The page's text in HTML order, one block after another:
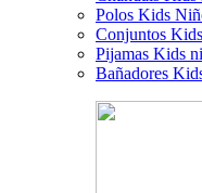
Polos Kids
Conjuntos
Pijamas Kids
Bañadores